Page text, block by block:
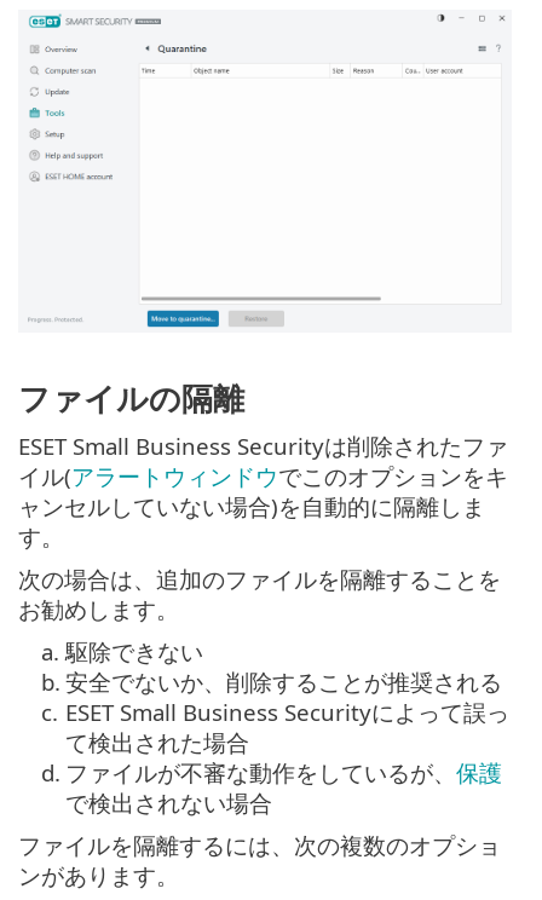
ファイルの隔離
ESET Small Business Securityは削除されたファ
イル(アラートウィンドウでこのオプションをキ
ャンセルしていない場合)を自動的に隔離しま
す。
次の場合は、追加のファイルを隔離することを
お勧めします。
a. 駆除できない
b. 安全でないか、削除することが推奨される
c. ESET Small Business Securityによって誤っ
て検出された場合
d. ファイルが不審な動作をしているが、 保護
で検出されない場合
ファイルを隔離するには、次の複数のオプショ
ンがあります。